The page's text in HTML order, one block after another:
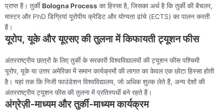
प्राप्त हैं। तुर्कीBologna Process का हिस्सा है, जिसका अर्थ है कि तुर्की की बैचलर,
मास्टर और PhD डिग्रियां यूरोपीय क्रेडिट और योग्यता ढांचे (ECTS) का पालन करती
हैं।
यूरोप, यूके और यूएसए की तुलना में किफायती ट्यूशन फीस
अंतरराष्ट्रीय छात्रों के लिए तुर्की के सरकारी विश्वविद्यालयों की ट्यूशन फीस पश्चिमी
यूरोप, यूके या उत्तर अमेरिका में समान कार्यक्रमों की लागत का केवल एक छोटा हिस्सा होती
है। यहां तक कि निजी फाउंडेशन विश्वविद्यालय, जो अधिक शुल्क लेते हैं, अन्य देशों की
अंतरराष्ट्रीय ट्यूशन फीस की तुलना में प्रतिस्पर्धी बने रहते हैं।
अंग्रेज़ी-माध्यम और तुर्की-माध्यम कार्यक्रम